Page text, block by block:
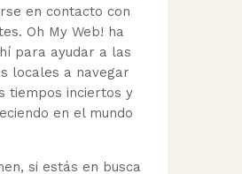
en contacto con
Oh My Web! ha
para ayudar a las
locales a navegar
tiempos inciertos y
en el mundo
si estás en busca